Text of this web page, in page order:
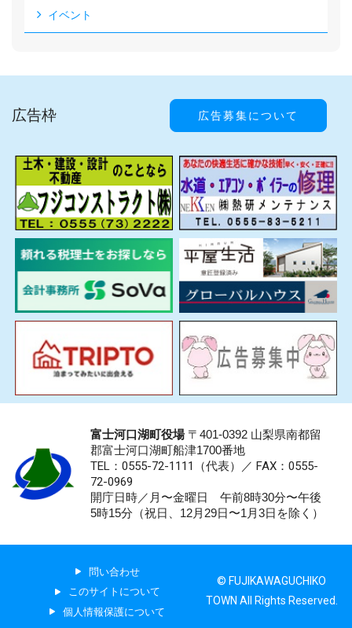
イベント
広告枠 広告募集について
富士河口湖町役場〒401-0392 山梨県南都留
郡富士河口湖町船津1700番地
TEL：0555-72-1111 （代表）／ FAX：0555-
72-0969
開庁日時／月〜金曜日 午前8時30分〜午後
5時15分（祝日、12月29日〜1月3日を除く）
問い合わせ
このサイトについて
個人情報保護について
© FUJIKAWAGUCHIKO
TOWN All Rights Reserved.